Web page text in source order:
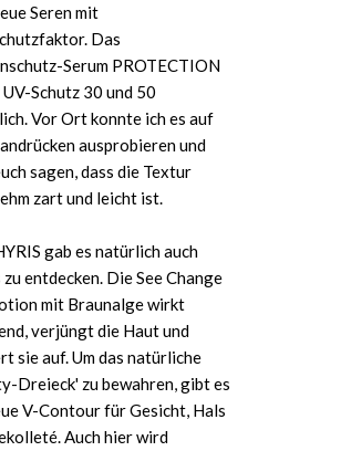
Seren mit
Das
Serum PROTECTION
Schutz 30 und 50
Vor Ort konnte ich es auf
ausprobieren und
sagen, dass die Textur
zart und leicht ist.
gab es natürlich auch
zu entdecken. Die See Change
mit Braunalge wirkt
verjüngt die Haut und
sie auf. Um das natürliche
Dreieck' zu bewahren, gibt es
V-Contour für Gesicht, Hals
Auch hier wird